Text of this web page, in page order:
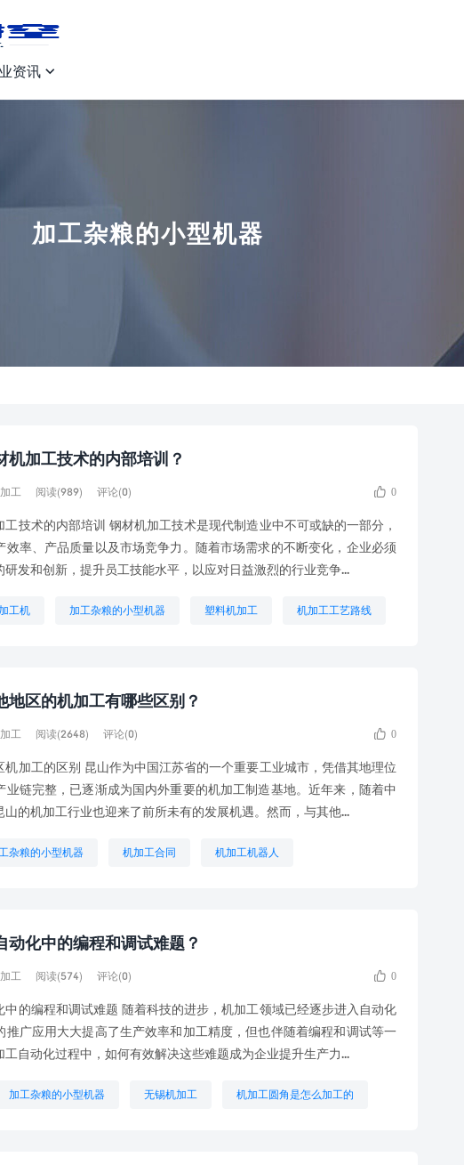
资讯 
加工杂粮的小型机器
机加工技术的内部培训？
工 阅读(989) 评论(0)  0
技术的内部培训 钢材机加工技术是现代制造业中不可或缺的一部分，
效率、产品质量以及市场竞争力。随着市场需求的不断变化，企业必须
研发和创新，提升员工技能水平，以应对日益激烈的行业竞争...
工机 加工杂粮的小型机器 塑料机加工 机加工工艺路线
地区的机加工有哪些区别？
工 阅读(2648) 评论(0)  0
机加工的区别 昆山作为中国江苏省的一个重要工业城市，凭借其地理位
业链完整，已逐渐成为国内外重要的机加工制造基地。近年来，随着中
山的机加工行业也迎来了前所未有的发展机遇。然而，与其他...
杂粮的小型机器 机加工合同 机加工机器人
动化中的编程和调试难题？
工 阅读(574) 评论(0)  0
中的编程和调试难题 随着科技的进步，机加工领域已经逐步进入自动化
推广应用大大提高了生产效率和加工精度，但也伴随着编程和调试等一
工自动化过程中，如何有效解决这些难题成为企业提升生产力...
加工杂粮的小型机器 无锡机加工 机加工圆角是怎么加工的